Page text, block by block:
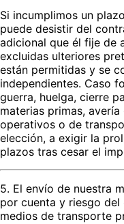
Si incumplimos un
puede desistir del
adicional que él fije de
excluidas ulteriores
están permitidas y se
independientes. Caso
guerra, huelga, cierre
materias primas,
operativos o de
elección, a exigir la
plazos tras cesar el
5. El envío de nuestra
por cuenta y riesgo
medios de transporte